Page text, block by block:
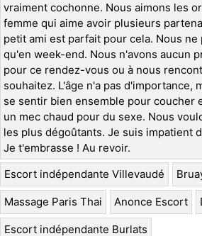
vraiment cochonne. Nous aimons les
femme qui aime avoir plusieurs
petit ami est parfait pour cela. Nous
qu'en week-end. Nous n'avons aucun
pour ce rendez-vous ou à nous
souhaitez. L'âge n'a pas d'importance,
se sentir bien ensemble pour coucher
un mec chaud pour du sexe. Nous
les plus dégoûtants. Je suis impatient
Je t'embrasse ! Au revoir.
Escort indépendante Villevaudé
Massage Paris Thai Anonce Escort
Escort indépendante Burlats